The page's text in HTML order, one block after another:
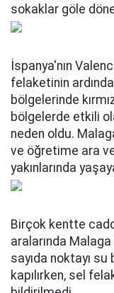
sokaklar göle
İspanya'nın
felaketinin
bölgelerinde
bölgelerde etkili
neden oldu.
ve öğretime ara
yakınlarında
Birçok kentte
aralarında
sayıda noktayı
kapılırken, sel